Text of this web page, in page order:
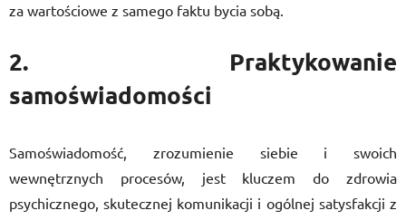
za wartościowe z samego faktu bycia sobą.
2. Praktykowanie
samoświadomości
Samoświadomość, zrozumienie siebie i swoich
wewnętrznych procesów, jest kluczem do zdrowia
psychicznego, skutecznej komunikacji i ogólnej satysfakcji z